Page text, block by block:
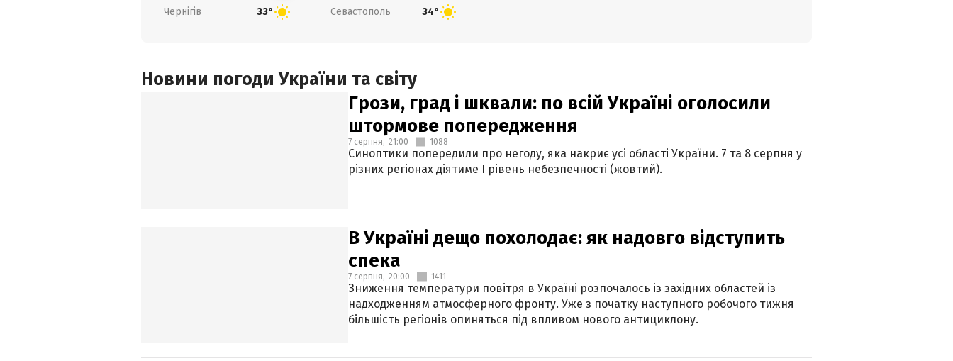
Чернігів 33° Севастополь 34°
Новини погоди України та світу
Грози, град і шквали: по всій Україні оголосили
штормове попередження
7 серпня, 21:00 1088
Синоптики попередили про негоду, яка накриє усі області України. 7 та 8 серпня у
різних регіонах діятиме І рівень небезпечності (жовтий).
В Україні дещо похолодає: як надовго відступить
спека
7 серпня, 20:00 1411
Зниження температури повітря в Україні розпочалось із західних областей із
надходженням атмосферного фронту. Уже з початку наступного робочого тижня
більшість регіонів опиняться під впливом нового антициклону.